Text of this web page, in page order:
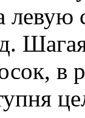
левую
в